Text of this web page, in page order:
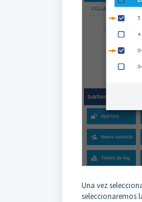
Una vez
seleccionaremos